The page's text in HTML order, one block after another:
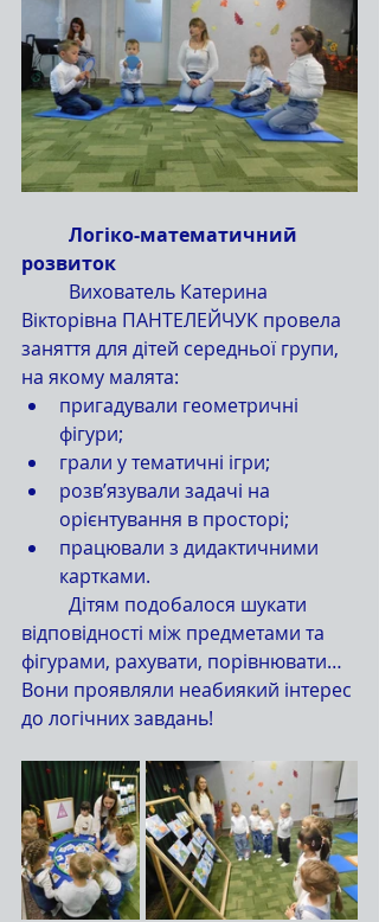
розвиток
Вікторівна ПАНТЕЛЕЙЧУК провела
заняття для дітей середньої групи,
на якому малята:
пригадували геометричні
фігури;
грали у тематичні ігри;
розв’язували задачі на
орієнтування в просторі;
працювали з дидактичними
картками.
відповідності між предметами та
фігурами, рахувати, порівнювати…
Вони проявляли неабиякий інтерес
до логічних завдань!